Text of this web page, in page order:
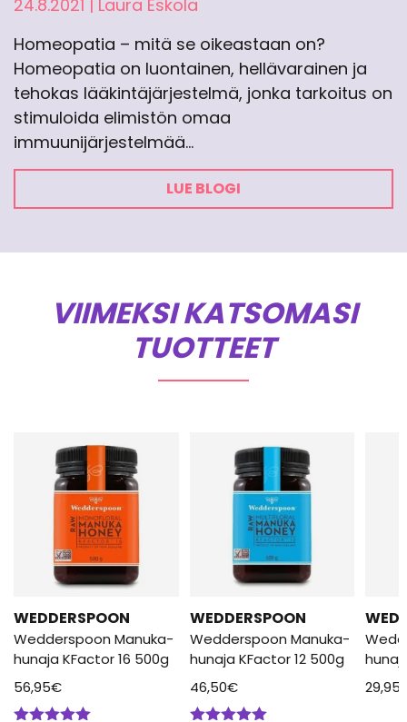
24.8.2021 | Laura Eskola
Homeopatia – mitä se oikeastaan on?
Homeopatia on luontainen, hellävarainen ja
tehokas lääkintäjärjestelmä, jonka tarkoitus on
stimuloida elimistön omaa
immuunijärjestelmää…
LUE BLOGI
VIIMEKSI KATSOMASI
TUOTTEET
WEDDERSPOON
Wedderspoon Manuka-
hunaja KFactor 16 500g
56,95€
WEDDERSPOON
Wedderspoon Manuka-
hunaja KFactor 12 500g
46,50€
29,95